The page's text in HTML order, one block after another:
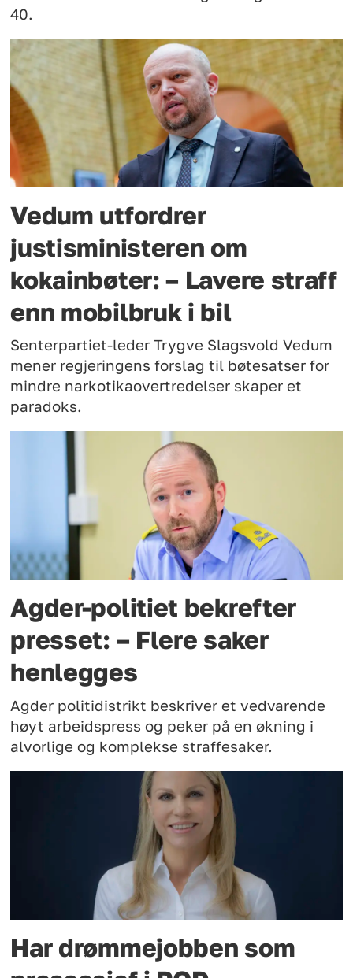
40.
Vedum utfordrer
justisministeren om
kokainbøter: – Lavere straff
enn mobilbruk i bil
Senterpartiet-leder Trygve Slagsvold Vedum
mener regjeringens forslag til bøtesatser for
mindre narkotikaovertredelser skaper et
paradoks.
Agder-politiet bekrefter
presset: – Flere saker
henlegges
Agder politidistrikt beskriver et vedvarende
høyt arbeidspress og peker på en økning i
alvorlige og komplekse straffesaker.
Har drømmejobben som